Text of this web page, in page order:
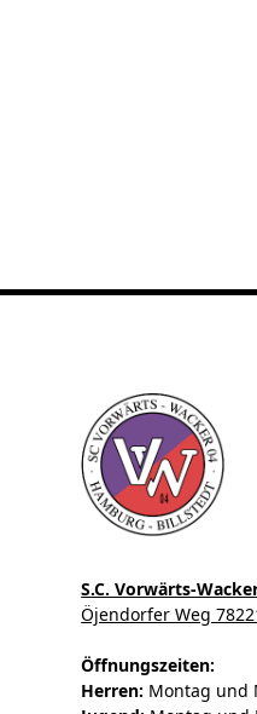
S.C. Vorwärts-
Öjendorfer Weg
Öffnungszeiten:
Herren: Montag und